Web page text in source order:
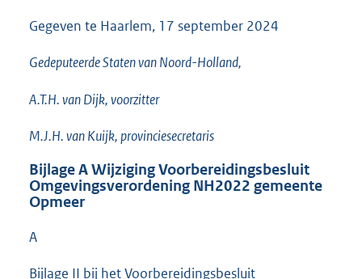
Gegeven te Haarlem, 17 september 2024
Gedeputeerde Staten van Noord-Holland,
A.T.H. van Dijk, voorzitter
M.J.H. van Kuijk, provinciesecretaris
BijlageAWijziging Voorbereidingsbesluit
Omgevingsverordening NH2022 gemeente
Opmeer
A
Bijlage II bij het Voorbereidingsbesluit